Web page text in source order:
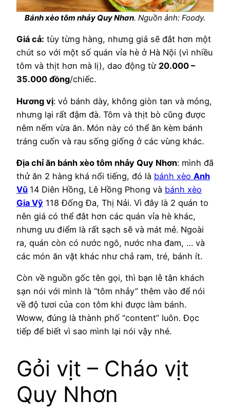
Bánh xèo tôm nhảy Quy Nhơn. Nguồn ảnh: Foody.
Giá cả: tùy từng hàng, nhưng giá sẽ đắt hơn một
chút so với một số quán vỉa hè ở Hà Nội (vì nhiều
tôm và thịt hơn mà lị), dao động từ 20.000 –
35.000 đồng/chiếc.
Hương vị: vỏ bánh dày, không giòn tan và mỏng,
nhưng lại rất đậm đà. Tôm và thịt bò cũng được
nêm nếm vừa ăn. Món này có thể ăn kèm bánh
tráng cuốn và rau sống giống ở các vùng khác.
Địa chỉ ăn bánh xèo tôm nhảy Quy Nhơn: mình đã
thử ăn 2 hàng khá nổi tiếng, đó là bánh xèo Anh
Vũ 14 Diên Hồng, Lê Hồng Phong và bánh xèo
Gia Vỹ 118 Đống Đa, Thị Nải. Vì đây là 2 quán to
nên giá có thể đắt hơn các quán vỉa hè khác,
nhưng ưu điểm là rất sạch sẽ và mát mẻ. Ngoài
ra, quán còn có nước ngô, nước nha đam, … và
các món ăn vặt khác như chả ram, tré, bánh ít.
Còn về nguồn gốc tên gọi, thì bạn lễ tân khách
sạn nói với mình là “tôm nhảy” thêm vào để nói
về độ tươi của con tôm khi được làm bánh.
Woww, đúng là thành phố “content” luôn. Đọc
tiếp để biết vì sao mình lại nói vậy nhé.
Gỏi vịt – Cháo vịt
Quy Nhơn